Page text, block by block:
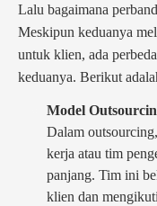
Lalu bagaimana
Meskipun keduanya
untuk klien, ada
keduanya. Berikut
Model
Dalam
kerja atau tim
panjang. Tim ini
klien dan